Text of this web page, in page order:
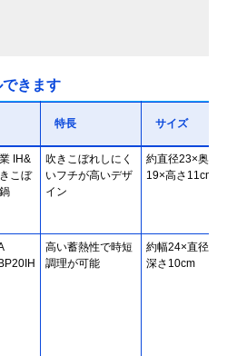
きます
特長 サイズ
IH&
こぼ
吹きこぼれしにく
いフチが高いデザ
イン
約直径23×奥行
19×高さ11cm
高い蓄熱性で時短
調理が可能
約幅24×直径20×
深さ10cm